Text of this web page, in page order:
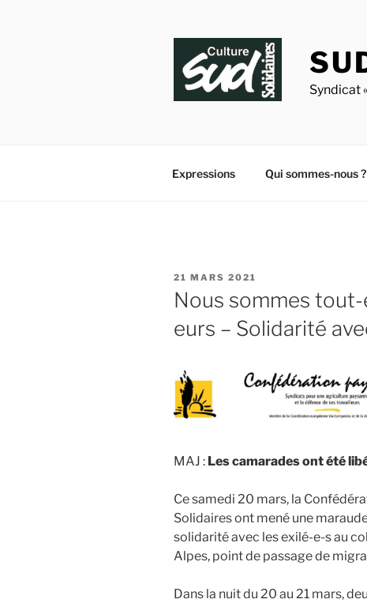
Syndicat
Expressions Qui sommes-nous ?
PUBLIÉ
LE
21 MARS 2021
Nous sommes
eurs – Solidarité
MAJ : Les camarades ont été
Ce samedi 20 mars, la
Solidaires ont mené une
solidarité avec les exilé-e-s au
Alpes, point de passage de
Dans la nuit du 20 au 21 mars,